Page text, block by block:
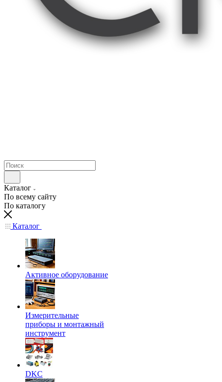
Каталог
По всему сайту
По каталогу
Каталог
Активное оборудование
Измерительные
приборы и монтажный
инструмент
DKC